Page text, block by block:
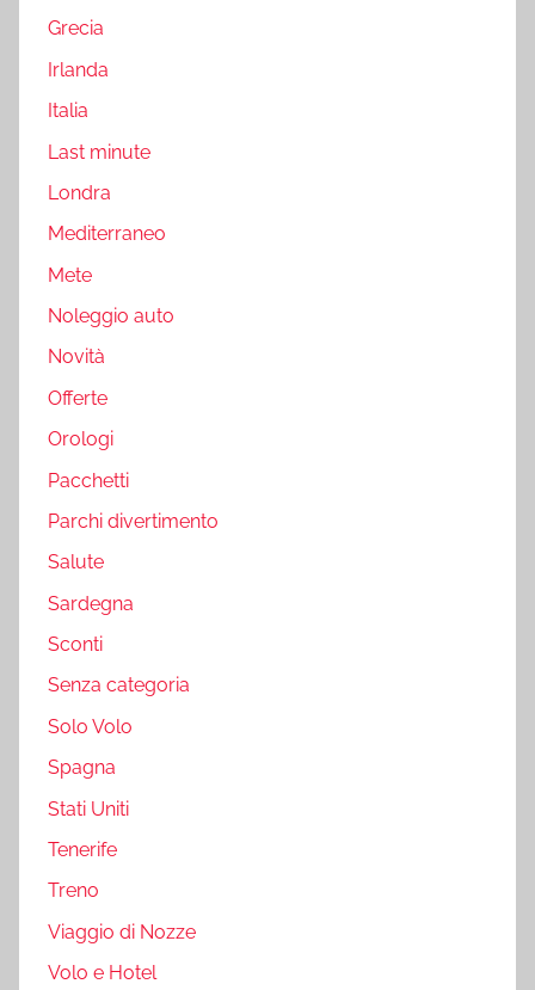
Grecia
Irlanda
Italia
Last minute
Londra
Mediterraneo
Mete
Noleggio auto
Novità
Offerte
Orologi
Pacchetti
Parchi divertimento
Salute
Sardegna
Sconti
Senza categoria
Solo Volo
Spagna
Stati Uniti
Tenerife
Treno
Viaggio di Nozze
Volo e Hotel